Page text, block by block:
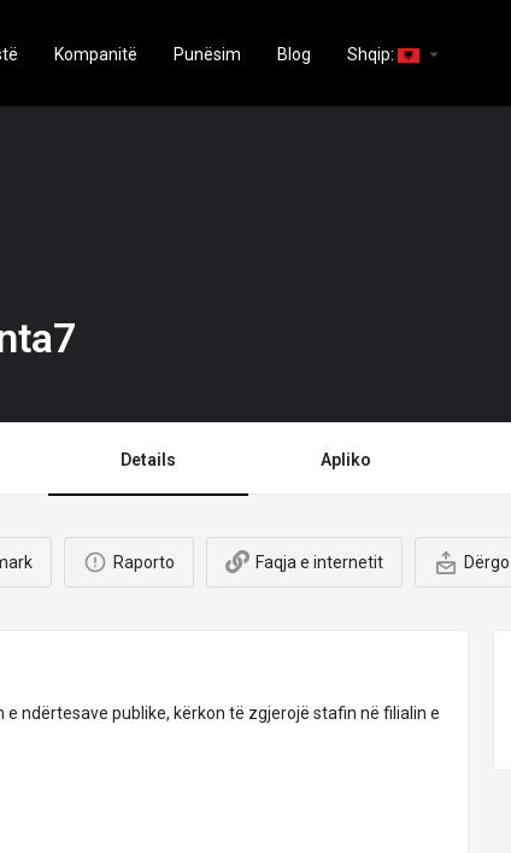
Kompanitë Punësim Blog Shqip: arrow_drop_down
Details Apliko
Raporto Faqja e internetit
e ndërtesave publike, kërkon të zgjerojë stafin në filialin e